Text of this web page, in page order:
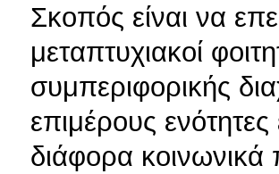
Σκοπός είναι να
μεταπτυχιακοί
συμπεριφορικής
επιμέρους
διάφορα κοινωνικά